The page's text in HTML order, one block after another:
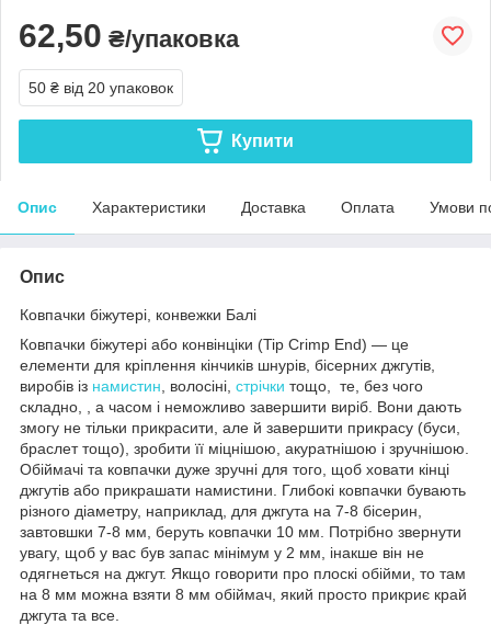
62,50 ₴/упаковка
50 ₴ від 20 упаковок
Купити
Опис Характеристики Доставка Оплата Умови
Опис
Ковпачки біжутері, конвежки Балі
Ковпачки біжутері або конвінціки (Tip Crimp End) — це
елементи для кріплення кінчиків шнурів, бісерних джгутів,
виробів із намистин , волосіні, стрічки тощо, те, без чого
складно, , а часом і неможливо завершити виріб. Вони дають
змогу не тільки прикрасити, але й завершити прикрасу (буси,
браслет тощо), зробити її міцнішою, акуратнішою і зручнішою.
Обіймачі та ковпачки дуже зручні для того, щоб ховати кінці
джгутів або прикрашати намистини. Глибокі ковпачки бувають
різного діаметру, наприклад, для джгута на 7-8 бісерин,
завтовшки 7-8 мм, беруть ковпачки 10 мм. Потрібно звернути
увагу, щоб у вас був запас мінімум у 2 мм, інакше він не
одягнеться на джгут. Якщо говорити про плоскі обійми, то там
на 8 мм можна взяти 8 мм обіймач, який просто прикриє край
джгута та все.